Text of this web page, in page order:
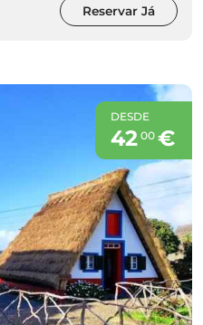
Reservar Já
DESDE
42 00€